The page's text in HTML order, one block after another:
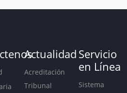
Actualidad
Acreditación
Tribunal
Servicio
en Línea
Sistema